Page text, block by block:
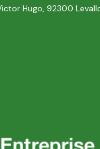
Hugo, 92300